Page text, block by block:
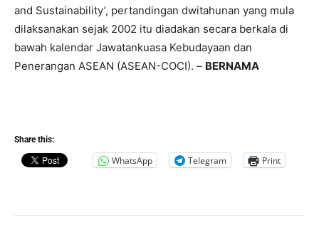
and Sustainability’, pertandingan dwitahunan yang mula
dilaksanakan sejak 2002 itu diadakan secara berkala di
bawah kalendar Jawatankuasa Kebudayaan dan
Penerangan ASEAN (ASEAN-COCI). – BERNAMA
Share this:
WhatsApp Telegram Print